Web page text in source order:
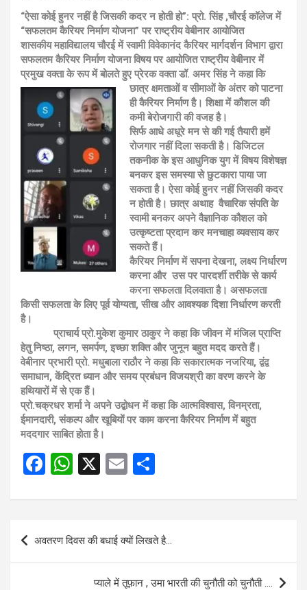
“ऐसा कोई हुनर नहीं है जिसकी कदर न होती हो”: प्रो. सिंह ,चौरई कॉलेज में
“सफलतम कैरियर निर्माण योजना” पर राष्ट्रीय वेबीनार आयोजित
शासकीय महाविद्यालय चौरई में स्वामी विवेकानंद कैरियर मार्गदर्शन विभाग द्वारा
सफलतम कैरियर निर्माण योजना विषय पर आयोजित राष्ट्रीय वेबीनार में
प्रमुख वक्ता के रूप में बोलते हुए प्रेरक वक्ता डॉ. अमर सिंह ने कहा कि
छात्र क्षमताओं व सीमाओं के अंतर कोपाटना
ही कैरियर निर्माण है। शिक्षा में कौशल की
कमी बेरोजगारी की वजह है।
सिर्फ आधे अधूरे मन से की गई तैयारी हमें
रोजगार नहीं दिला सकती है। डिजिटल
तकनीक के इस आधुनिक युग में विषय विशेषज्ञ
बनकर इस समस्या से छुटकारा पाया जा
सकता है। ऐसा कोई हुनर नहीं जिसकी कदर
न होती है। छात्र अथाह वैचारिक संपति के
स्वामी बनकर अपने वैज्ञानिक कौशल को
उत्कृष्टता प्रदान कर मनचाहा व्यवसाय कर
सकते हैं।
कैरियर निर्माण में सपना देखना, लक्ष्य निर्धारण
करना और उस पर पारदर्शी तरीके से कार्य
करना सफलता दिलवाता है। असफलता
किसी सफलता के लिए पूर्व योग्यता, सीख और आवश्यक दिशा निर्धारण करती
है।
प्राचार्य प्रो.मुकेश कुमार ठाकुर ने कहा कि जीवन में मंजिल प्राप्ति
हेतु निष्ठा, लगन, समर्पण, इच्छा शक्ति और जुनून बहुत मदद करते हैं।
वेबीनार प्रभारी प्रो. मधुबाला राठौर ने कहा कि सकारात्मक नजरिया, द्वंद्व
समाधान, केंद्रित ध्यान और समय प्रबंधन विजयश्री का वरण करने के
हथियारों में से एक हैं।
प्रो.चक्रधर शर्मा ने अपने उद्बोधन में कहा कि आत्मविश्वास, विनम्रता,
ईमानदारी, संकल्प और खूबियों पर काम करना कैरियर निर्माण में बहुत
मददगार साबित होता है।
F
ce
o
W
at
A
X
E
ail ar
e
Post
navigation
अवतरण दिवस की बधाई क्यों लिखते है…
प्याले में तूफ़ान , उमा भारती की चुनौती को चुनौती ….